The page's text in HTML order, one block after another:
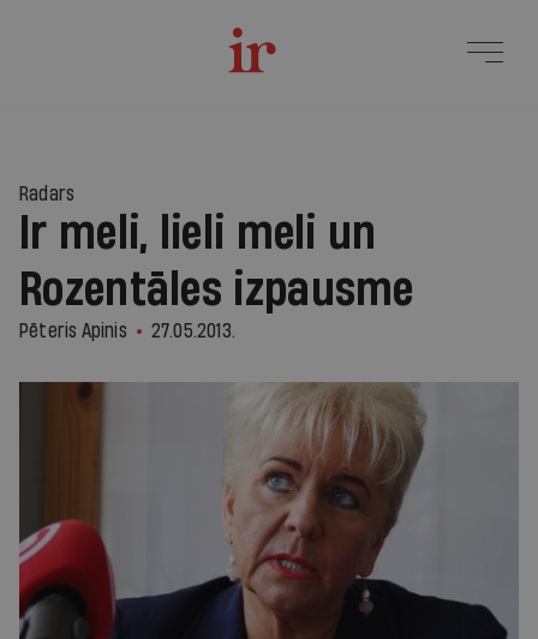
Radars
Ir meli, lieli meli un
Rozentāles izpausme
Pēteris Apinis 27.05.2013.